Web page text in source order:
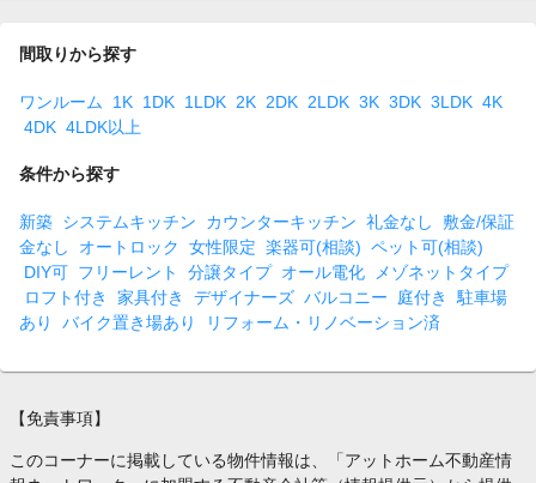
間取りから探す
ワンルーム 1K 1DK 1LDK 2K 2DK 2LDK 3K 3DK 3LDK 4K
4DK 4LDK以上
条件から探す
新築 システムキッチン カウンターキッチン 礼金なし
敷金/保証
金なし
オートロック 女性限定 楽器可(相談) ペット可(相談)
DIY可 フリーレント 分譲タイプ オール電化
メゾネットタイプ
ロフト付き
家具付き デザイナーズ バルコニー 庭付き
駐車場
あり
バイク置き場あり リフォーム・リノベーション済
【免責事項】
このコーナーに掲載している物件情報は、「アットホーム不動産情